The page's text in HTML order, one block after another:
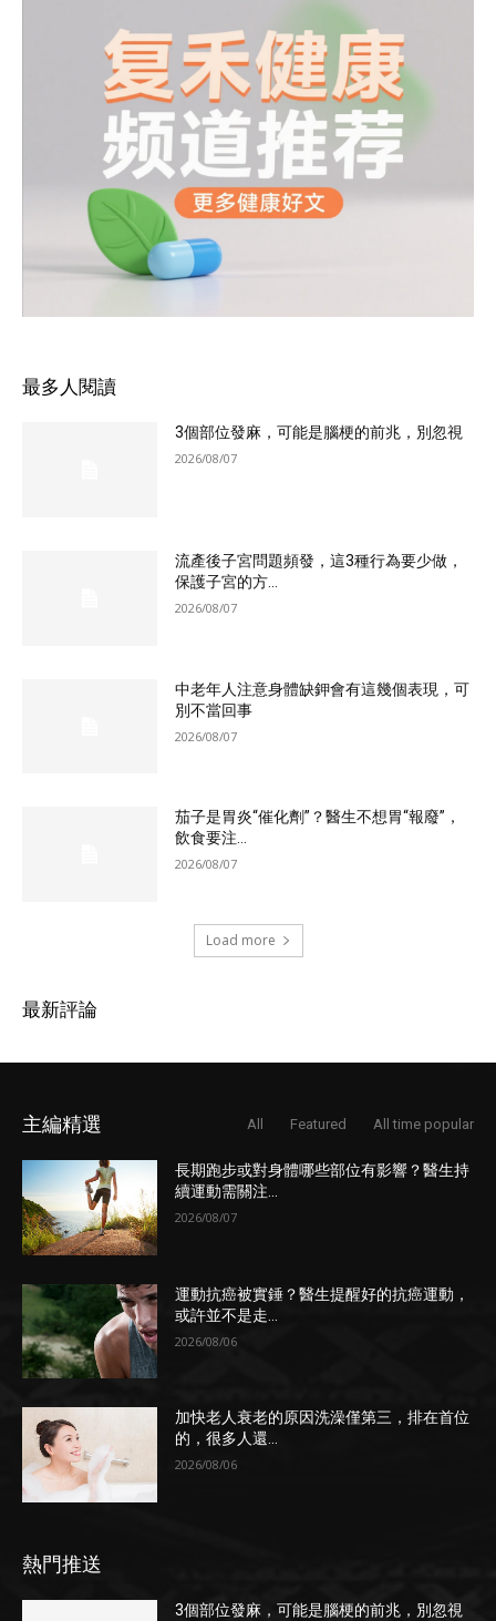
最多人閱讀
3個部位發麻，可能是腦梗的前兆，別忽視
2026/08/07
流產後子宮問題頻發，這3種行為要少做，
保護子宮的方...
2026/08/07
中老年人注意身體缺鉀會有這幾個表現，可
別不當回事
2026/08/07
茄子是胃炎“催化劑”？醫生不想胃“報廢”，
飲食要注...
2026/08/07
Load more
最新評論
主編精選 All Featured All time popular
長期跑步或對身體哪些部位有影響？醫生持
續運動需關注...
2026/08/07
運動抗癌被實錘？醫生提醒好的抗癌運動，
或許並不是走...
2026/08/06
加快老人衰老的原因洗澡僅第三，排在首位
的，很多人還...
2026/08/06
熱門推送
3個部位發麻，可能是腦梗的前兆，別忽視